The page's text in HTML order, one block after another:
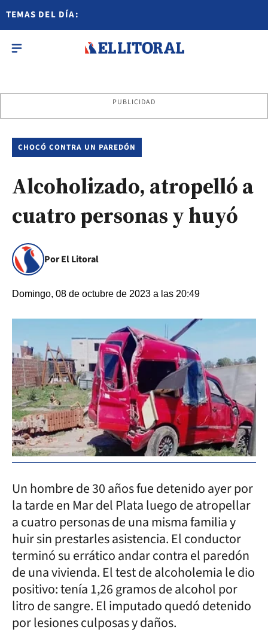
TEMAS DEL DÍA:
PUBLICIDAD
CHOCÓ CONTRA UN PAREDÓN
Alcoholizado, atropelló a
cuatro personas y huyó
Por El Litoral
Domingo, 08 de octubre de 2023 a las 20:49
Un hombre de 30 años fue detenido ayer por
la tarde en Mar del Plata luego de atropellar
a cuatro personas de una misma familia y
huir sin prestarles asistencia. El conductor
terminó su errático andar contra el paredón
de una vivienda. El test de alcoholemia le dio
positivo: tenía 1,26 gramos de alcohol por
litro de sangre. El imputado quedó detenido
por lesiones culposas y daños.